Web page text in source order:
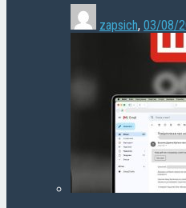
zapsich, 03/08/